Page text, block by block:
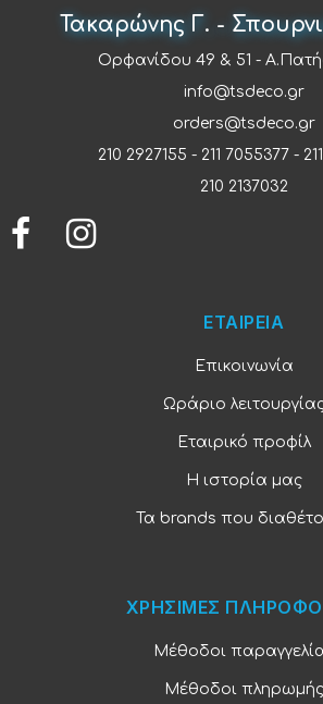
Τακαρώνης Γ. -
Ορφανίδου 49 & 51 -
info@tsdeco.gr
orders@tsdeco.gr
210 2927155 - 211 7055377-
210 2137032
ΕΤΑΙΡΕΙΑ
Επικοινωνία
Ωράριο
Εταιρικό προφίλ
Η ιστορία μας
Τα brands που
ΧΡΗΣΙΜΕΣ
Μέθοδοι
Μέθοδοι πληρωμής